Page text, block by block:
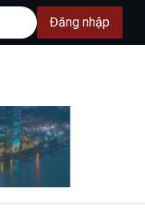
Đăng nhập